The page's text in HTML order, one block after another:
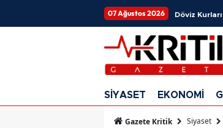
07 Ağustos 2026 Döviz Kurları
SİYASET EKONOMİ
Gazete Kritik Siyaset